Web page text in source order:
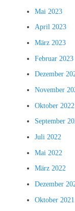
Mai 2023
April 2023
März 2023
Februar 2023
Dezember
November
Oktober 2022
September
Juli 2022
Mai 2022
März 2022
Dezember
Oktober 2021